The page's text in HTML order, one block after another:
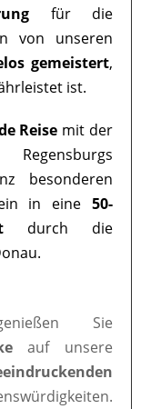
für die
von unseren
gemeistert,
ist.
Reise mit der
besonderen
in eine 50-
durch die
Sie
auf unsere